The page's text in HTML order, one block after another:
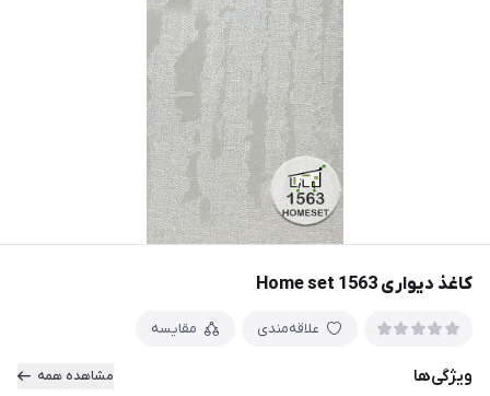
کاغذ دیواری Home set 1563
علاقه‌مندی مقایسه
ویژگی‌ها مشاهده همه